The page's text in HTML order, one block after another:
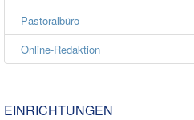
Pastoralbüro
Online-Redaktion
EINRICHTUNGEN